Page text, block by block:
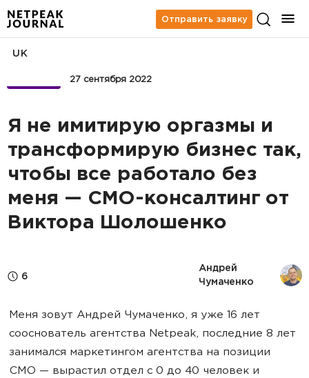
Отправить заявку
27 сентября 2022
UK
Я не имитирую оргазмы и
трансформирую бизнес так,
чтобы все работало без
меня — СМО-консалтинг от
Виктора Шолошенко
6
Андрей
Чумаченко
Меня зовут Андрей Чумаченко, я уже 16 лет
сооснователь агентства Netpeak, последние 8 лет
занимался маркетингом агентства на позиции
CMO — вырастил отдел с 0 до 40 человек и